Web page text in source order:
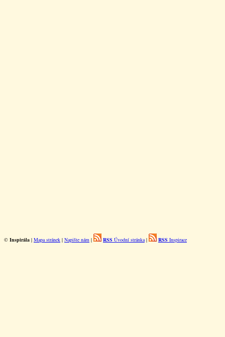
© Inspirála | Mapa stránek | Napište nám | RSS Úvodní stránka| RSS Inspirace